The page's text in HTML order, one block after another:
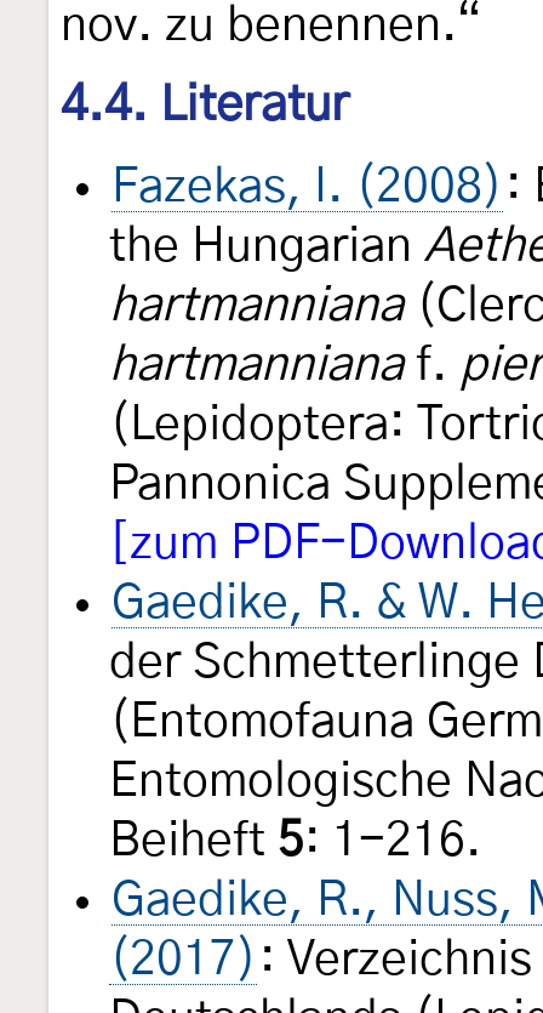
nov. zu benennen.“
4.4. Literatur
Fazekas, I. (2008) :
the Hungarian
hartmanniana
hartmannianaf.
(Lepidoptera:
Pannonica
[zum PDF-
Gaedike, R. & W.
der Schmetterlinge
(Entomofauna
Entomologische
Beiheft 5: 1-216.
Gaedike, R., Nuss,
(2017) :